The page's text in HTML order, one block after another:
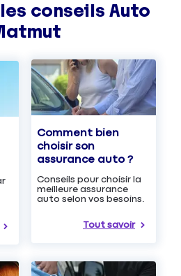
conseils Auto
Comment bien
choisir son
assurance auto ?
Conseils pour choisir la
meilleure assurance
auto selon vos besoins.
Tout savoir